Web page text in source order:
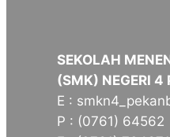
SEKOLAH
(SMK) NEGERI 4
E :
P : (0761) 64562